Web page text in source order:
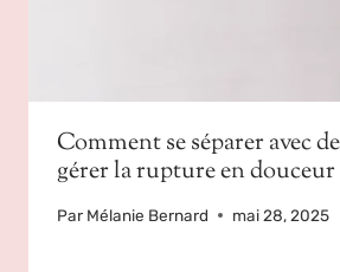
Comment se séparer avec
gérer la rupture en douceur
Par Mélanie Bernard mai 28, 2025